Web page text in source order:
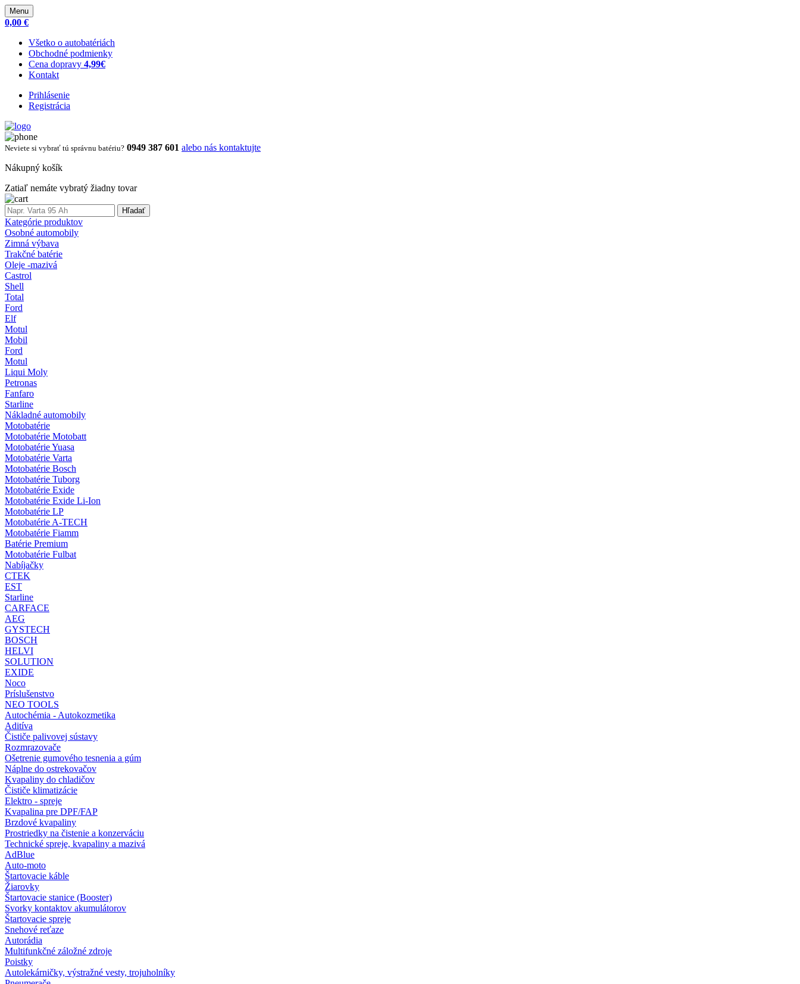
Menu
0,00 €
Všetko o autobatériách
Obchodné podmienky
Cena dopravy 4,99€
Kontakt
Prihlásenie
Registrácia
Neviete si vybrať tú správnu batériu? 0949 387 601 alebo nás kontaktujte
Nákupný košík
Zatiaľ nemáte vybratý žiadny tovar
Hľadať
Kategórie produktov
Osobné automobily
Zimná výbava
Trakčné batérie
Oleje -mazivá
Castrol
Shell
Total
Ford
Elf
Motul
Mobil
Ford
Motul
Liqui Moly
Petronas
Fanfaro
Starline
Nákladné automobily
Motobatérie
Motobatérie Motobatt
Motobatérie Yuasa
Motobatérie Varta
Motobatérie Bosch
Motobatérie Tuborg
Motobatérie Exide
Motobatérie Exide Li-Ion
Motobatérie LP
Motobatérie A-TECH
Motobatérie Fiamm
Batérie Premium
Motobatérie Fulbat
Nabíjačky
CTEK
EST
Starline
CARFACE
AEG
GYSTECH
BOSCH
HELVI
SOLUTION
EXIDE
Noco
Príslušenstvo
NEO TOOLS
Autochémia - Autokozmetika
Aditíva
Čističe palivovej sústavy
Rozmrazovače
Ošetrenie gumového tesnenia a gúm
Náplne do ostrekovačov
Kvapaliny do chladičov
Čističe klimatizácie
Elektro - spreje
Kvapalina pre DPF/FAP
Brzdové kvapaliny
Prostriedky na čistenie a konzerváciu
Technické spreje, kvapaliny a mazivá
AdBlue
Auto-moto
Štartovacie káble
Žiarovky
Štartovacie stanice (Booster)
Svorky kontaktov akumulátorov
Štartovacie spreje
Snehové reťaze
Autorádia
Multifunkčné záložné zdroje
Poistky
Autolekárničky, výstražné vesty, trojuholníky